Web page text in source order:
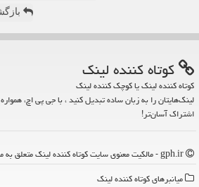
كوتاه كننده لینك
کوتاه کننده لینک یا کوچک کننده لینک
لینک‌هایتان را به زبان ساده تبدیل کنید ، با جی پی اچ،
اشتراک آسان‌تر!
میانبرهای كوتاه كننده لینك